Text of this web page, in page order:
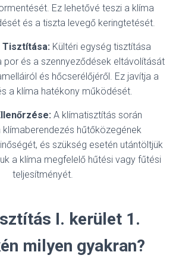
Ez lehetővé teszi a klíma
és a tiszta levegő keringtetését.
Tisztítása: Kültéri egység tisztítása
por és a szennyeződések eltávolítását
és hőcserélőjéről. Ez javítja a
a klíma hatékony működését.
A klímatisztítás során
klímaberendezés hűtőközegének
és szükség esetén utántöltjük
a klíma megfelelő hűtési vagy fűtési
teljesítményét.
I. kerület 1.
milyen gyakran?